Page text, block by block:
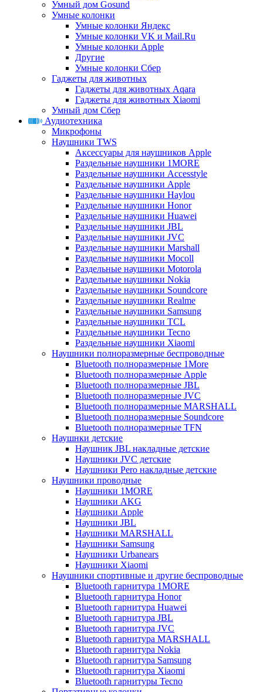
Умный дом Gosund
Умные колонки
Умные колонки Яндекс
Умные колонки VK и Mail.Ru
Умные колонки Apple
Другие
Умные колонки Сбер
Гаджеты для животных
Гаджеты для животных Aqara
Гаджеты для животных Xiaomi
Умный дом Сбер
Аудиотехника
Микрофоны
Наушники TWS
Аксессуары для наушников Apple
Раздельные наушники 1MORE
Раздельные наушники Accesstyle
Раздельные наушники Apple
Раздельные наушники Haylou
Раздельные наушники Honor
Раздельные наушники Huawei
Раздельные наушники JBL
Раздельные наушники JVC
Раздельные наушники Marshall
Раздельные наушники Mocoll
Раздельные наушники Motorola
Раздельные наушники Nokia
Раздельные наушники Soundcore
Раздельные наушники Realme
Раздельные наушники Samsung
Раздельные наушники TCL
Раздельные наушники Tecno
Раздельные наушники Xiaomi
Наушники полноразмерные беспроводные
Bluetooth полноразмерные 1More
Bluetooth полноразмерные Apple
Bluetooth полноразмерные JBL
Bluetooth полноразмерные JVC
Bluetooth полноразмерные MARSHALL
Bluetooth полноразмерные Soundcore
Bluetooth полноразмерные TFN
Наушнки детские
Наушник JBL накладные детские
Наушники JVC детские
Наушники Pero накладные детские
Наушники проводные
Наушники 1MORE
Наушники AKG
Наушники Apple
Наушники JBL
Наушники MARSHALL
Наушники Samsung
Наушники Urbanears
Наушники Xiaomi
Наушники спортивные и другие беспроводные
Bluetooth гарнитура 1MORE
Bluetooth гарнитура Honor
Bluetooth гарнитура Huawei
Bluetooth гарнитура JBL
Bluetooth гарнитура JVC
Bluetooth гарнитура MARSHALL
Bluetooth гарнитура Nokia
Bluetooth гарнитура Samsung
Bluetooth гарнитура Xiaomi
Bluetooth гарнитуры Tecno